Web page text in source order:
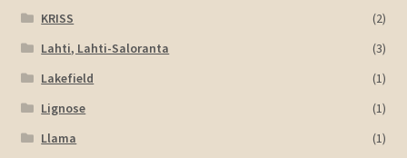
KRISS
(2)
Lahti, Lahti-Saloranta
(3)
Lakefield
(1)
Lignose
(1)
Llama
(1)